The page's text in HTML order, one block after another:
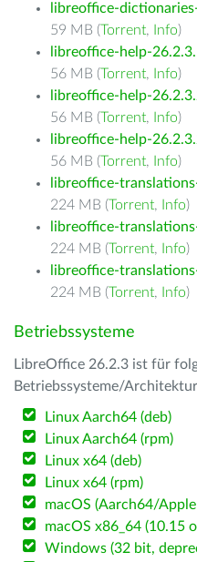
libreoffice-
59 MB (Torrent, Info)
libreoffice-help-
56 MB (Torrent, Info)
libreoffice-help-
56 MB (Torrent, Info)
libreoffice-help-
56 MB (Torrent, Info)
libreoffice-
224 MB (Torrent, Info)
libreoffice-
224 MB (Torrent, Info)
libreoffice-
224 MB (Torrent, Info)
Betriebssysteme
LibreOffice 26.2.3 ist für
Betriebssysteme/
Linux Aarch64 (deb)
Linux Aarch64 (rpm)
Linux x64 (deb)
Linux x64 (rpm)
macOS (Aarch64/
macOS x86_64 (10.15
Windows (32 bit,